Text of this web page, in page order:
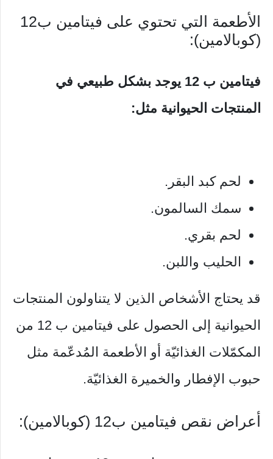
الأطعمة التي تحتوي على فيتامين ب12
(كوبالامين):
فيتامين ب 12 يوجد بشكل طبيعي في
المنتجات الحيوانية مثل:
لحم كبد البقر.
سمك السالمون.
لحم بقري.
الحليب واللبن.
قد يحتاج الأشخاص الذين لا يتناولون المنتجات
الحيوانية إلى الحصول على فيتامين ب 12 من
المكمّلات الغذائيّة أو الأطعمة المُدعّمة مثل
حبوب الإفطار والخميرة الغذائيّة.
أعراض نقص فيتامين ب12 (كوبالامين):